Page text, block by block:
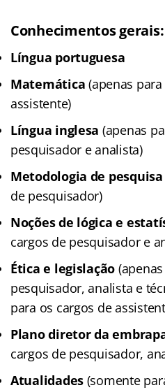
Conhecimentos gerais:
Língua portuguesa
Matemática (apenas
assistente)
Língua inglesa (apenas
pesquisador e analista)
Metodologia de pesquisa
de pesquisador)
Noções de lógica e
cargos de pesquisador e
Ética e legislação
pesquisador, analista e
para os cargos de
Plano diretor da
cargos de pesquisador,
Atualidades (somente